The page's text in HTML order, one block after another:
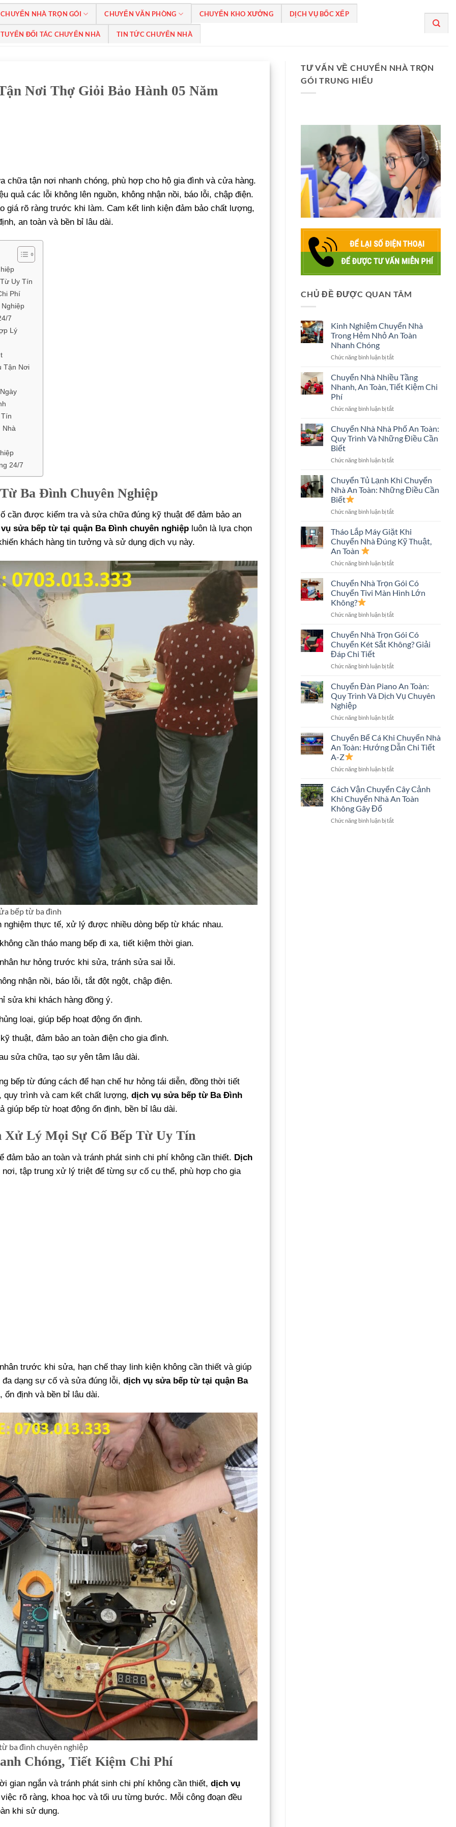
CHUYỂN NHÀ TRỌN GÓI CHUYỂN VĂN PHÒNG CHUYỂN KHO XƯỞNG DỊCH VỤ BỐC XẾP
TUYỂN ĐỐI TÁC CHUYỂN NHÀ TIN TỨC CHUYỂN NHÀ
Nơi Thợ Giỏi Bảo Hành 05 Năm
chữa tận nơi nhanh chóng, phù hợp cho hộ gia đình và cửa hàng.
quả các lỗi không lên nguồn, không nhận nồi, báo lỗi, chập điện.
giá rõ ràng trước khi làm. Cam kết linh kiện đảm bảo chất lượng,
an toàn và bền bỉ lâu dài.
Uy Tín
Phí
7
Lý
Tận Nơi
Nhà
24/7
Ba Đình Chuyên Nghiệp
cần được kiểm tra và sửa chữa đúng kỹ thuật để đảm bảo an
sửa bếp từ tại quận Ba Đình chuyên nghiệp luôn là lựa chọn
khách hàng tin tưởng và sử dụng dịch vụ này.
bếp từ ba đình
thực tế, xử lý được nhiều dòng bếp từ khác nhau.
cần tháo mang bếp đi xa, tiết kiệm thời gian.
hư hỏng trước khi sửa, tránh sửa sai lỗi.
nhận nồi, báo lỗi, tắt đột ngột, chập điện.
sửa khi khách hàng đồng ý.
loại, giúp bếp hoạt động ổn định.
thuật, đảm bảo an toàn điện cho gia đình.
sửa chữa, tạo sự yên tâm lâu dài.
bếp từ đúng cách để hạn chế hư hỏng tái diễn, đồng thời tiết
quy trình và cam kết chất lượng, dịch vụ sửa bếp từ Ba Đình
giúp bếp từ hoạt động ổn định, bền bỉ lâu dài.
Xử Lý Mọi Sự Cố Bếp Từ Uy Tín
bảo an toàn và tránh phát sinh chi phí không cần thiết. Dịch
tập trung xử lý triệt để từng sự cố cụ thể, phù hợp cho gia
trước khi sửa, hạn chế thay linh kiện không cần thiết và giúp
dạng sự cố và sửa đúng lỗi, dịch vụ sửa bếp từ tại quận Ba
định và bền bỉ lâu dài.
ba đình chuyên nghiệp
Chóng, Tiết Kiệm Chi Phí
gian ngắn và tránh phát sinh chi phí không cần thiết, dịch vụ
rõ ràng, khoa học và tối ưu từng bước. Mỗi công đoạn đều
khi sử dụng.
TƯ VẤN VỀ CHUYỂN NHÀ TRỌN
GÓI TRUNG HIẾU
CHỦ ĐỀ ĐƯỢC QUAN TÂM
Kinh Nghiệm Chuyển Nhà
Trong Hẻm Nhỏ An Toàn
Nhanh Chóng
Chức năng bình luận bị tắtở
Nghiệm
Chuyển
Nhà
Hẻm
An
Nhanh
Chuyển Nhà Nhiều Tầng
Nhanh, An Toàn, Tiết Kiệm Chi
Phí
Chức năng bình luận bị tắtở
Nhà
Nhiều
Tầng
An
Tiết
Kiệm
Chi
Chuyển Nhà Nhà Phố An Toàn:
Quy Trình Và Những Điều Cần
Biết
Chức năng bình luận bị tắtở
Nhà
Nhà
Phố
Toàn:
Trình
Những
Cần
Chuyển Tủ Lạnh Khi Chuyển
Nhà An Toàn: Những Điều Cần
Biết
Chức năng bình luận bị tắtở
Tủ
Lạnh
Khi
Nhà
Toàn:
Điều
Biết
Tháo Lắp Máy Giặt Khi
Chuyển Nhà Đúng Kỹ Thuật,
An Toàn
Chức năng bình luận bị tắtở
Lắp
Máy
Giặt
Chuyển
Đúng
Thuật,
Toàn
Chuyển Nhà Trọn Gói Có
Chuyển Tivi Màn Hình Lớn
Không?
Chức năng bình luận bị tắtở
Nhà
Trọn
Gói
Chuyển
Màn
Lớn
Chuyển Nhà Trọn Gói Có
Chuyển Két Sắt Không? Giải
Đáp Chi Tiết
Chức năng bình luận bị tắtở
Nhà
Trọn
Gói
Chuyển
Sắt
Không?
Giải
Chi
Chuyển Đàn Piano An Toàn:
Quy Trình Và Dịch Vụ Chuyên
Nghiệp
Chức năng bình luận bị tắtở
Đàn
Piano
An
Quy
Và
Vụ
Nghiệp
Chuyển Bể Cá Khi Chuyển Nhà
An Toàn: Hướng Dẫn Chi Tiết
A-Z
Chức năng bình luận bị tắtở
Bể
Cá
Khi
Nhà
Cách Vận Chuyển Cây Cảnh
Khi Chuyển Nhà An Toàn
Không Gãy Đổ
Chức năng bình luận bị tắtở